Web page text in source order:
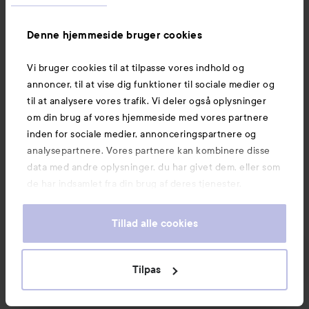
Denne hjemmeside bruger cookies
Vi bruger cookies til at tilpasse vores indhold og
annoncer, til at vise dig funktioner til sociale medier og
til at analysere vores trafik. Vi deler også oplysninger
om din brug af vores hjemmeside med vores partnere
inden for sociale medier, annonceringspartnere og
analysepartnere. Vores partnere kan kombinere disse
data med andre oplysninger, du har givet dem, eller som
de har indsamlet fra din brug af deres tjenester.
Tillad alle cookies
Tilpas
jeg, at du laver vores hårfarvetest. Der vil vores
opnå det ønskede resultat 💫😍
lyko.com/sv/beauty-scan/harfargstestet
Like
for at skrive en kommentar
VIS ALLE (16 MERE)